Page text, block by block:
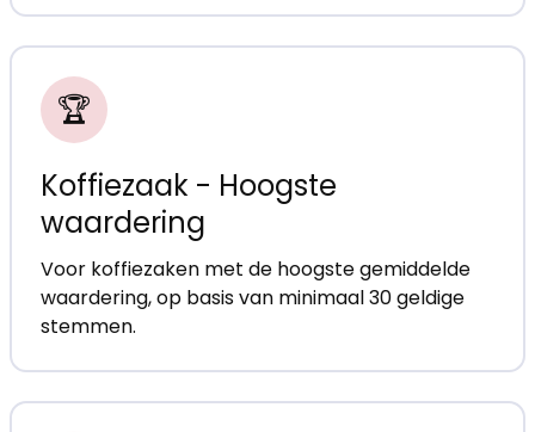
🏆
Koffiezaak - Hoogste
waardering
Voor koffiezaken met de hoogste gemiddelde
waardering, op basis van minimaal 30 geldige
stemmen.